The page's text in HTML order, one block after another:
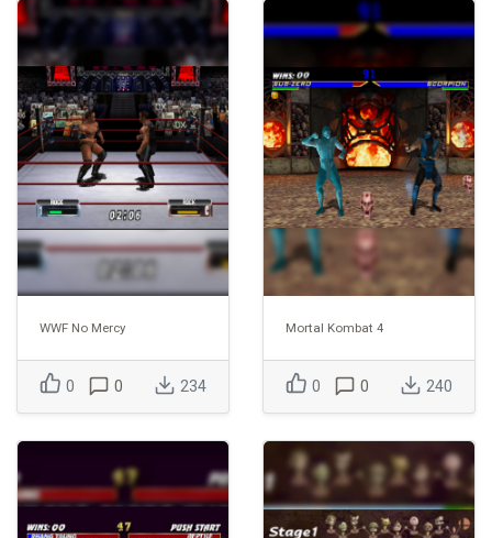
WWF No Mercy
0 0 234
Mortal Kombat 4
0 0 240